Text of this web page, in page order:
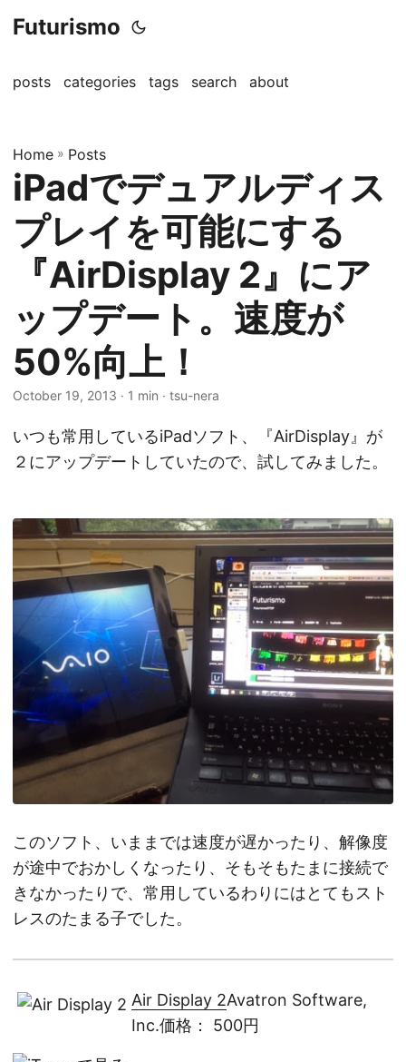
Futurismo
posts categories tags search about
Home » Posts
iPadでデュアルディス
プレイを可能にする
『AirDisplay 2』にア
ップデート。速度が
50%向上！
October 19, 2013 · 1 min · tsu-nera
いつも常用しているiPadソフト、『AirDisplay』が
２にアップデートしていたので、試してみました。
このソフト、いままでは速度が遅かったり、解像度
が途中でおかしくなったり、そもそもたまに接続で
きなかったりで、常用しているわりにはとてもスト
レスのたまる子でした。
Air Display 2Avatron Software,
Inc.価格： 500円